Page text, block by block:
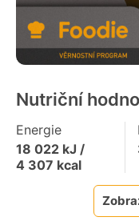
Nutriční
Energie
18 022 kJ /
4 307 kcal